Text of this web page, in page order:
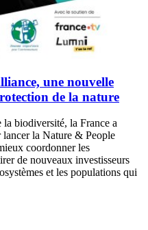
une nouvelle
de la nature
la biodiversité, la France a
la Nature & People
coordonner les
de nouveaux investisseurs
et les populations qui